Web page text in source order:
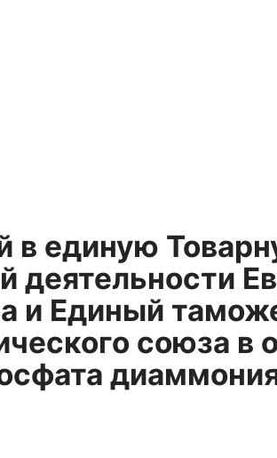
в единую
деятельности
и Единый
союза в